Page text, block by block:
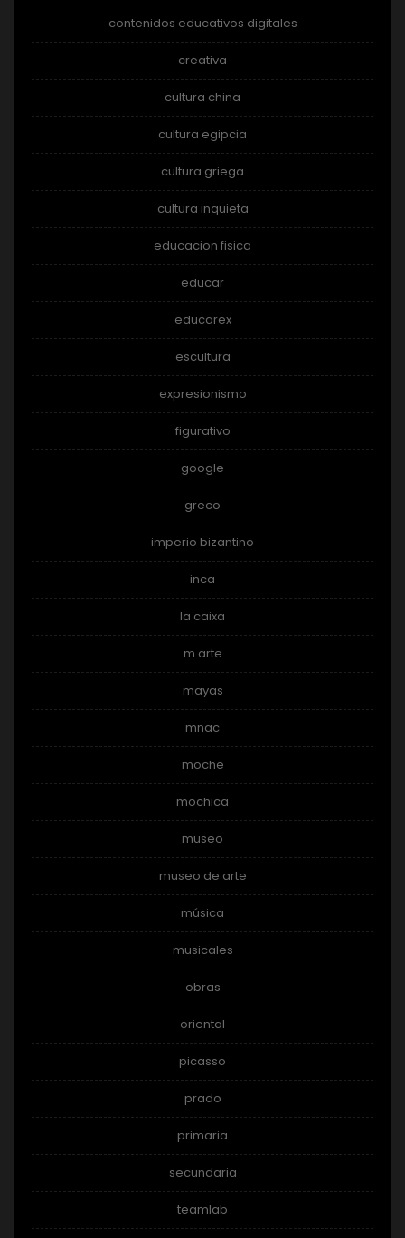
contenidos educativos digitales
creativa
cultura china
cultura egipcia
cultura griega
cultura inquieta
educacion fisica
educar
educarex
escultura
expresionismo
figurativo
google
greco
imperio bizantino
inca
la caixa
m arte
mayas
mnac
moche
mochica
museo
museo de arte
música
musicales
obras
oriental
picasso
prado
primaria
secundaria
teamlab